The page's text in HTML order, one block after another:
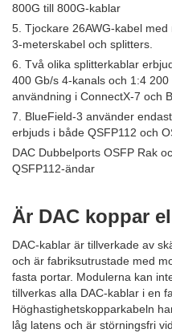
800G till 800G-kablar
5. Tjockare 26AWG-kabel
3-meterskabel och splitters.
6. Två olika splitterkablar
400 Gb/s 4-kanals och 1:4
användning i ConnectX-7 och
7. BlueField-3 använder
erbjuds i både QSFP112 och
DAC Dubbelports OSFP Rak
QSFP112-ändar
Är DAC koppar
DAC-kablar är tillverkade av
och är fabriksutrustade med
fasta portar. Modulerna kan
tillverkas alla DAC-kablar i en
Höghastighetskopparkabeln
låg latens och är störningsfri